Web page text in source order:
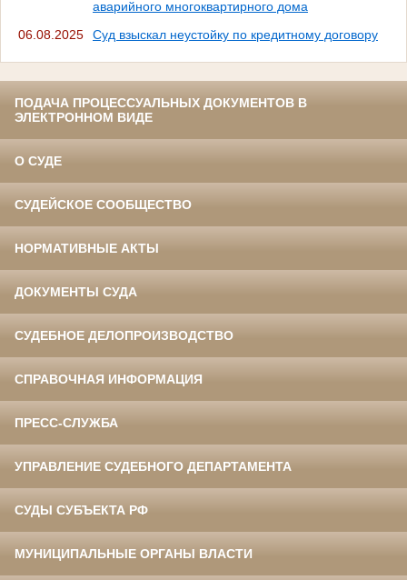
аварийного многоквартирного дома
06.08.2025
Суд взыскал неустойку по кредитному договору
ПОДАЧА ПРОЦЕССУАЛЬНЫХ ДОКУМЕНТОВ В
ЭЛЕКТРОННОМ ВИДЕ
О СУДЕ
СУДЕЙСКОЕ СООБЩЕСТВО
НОРМАТИВНЫЕ АКТЫ
ДОКУМЕНТЫ СУДА
СУДЕБНОЕ ДЕЛОПРОИЗВОДСТВО
СПРАВОЧНАЯ ИНФОРМАЦИЯ
ПРЕСС-СЛУЖБА
УПРАВЛЕНИЕ СУДЕБНОГО ДЕПАРТАМЕНТА
СУДЫ СУБЪЕКТА РФ
МУНИЦИПАЛЬНЫЕ ОРГАНЫ ВЛАСТИ